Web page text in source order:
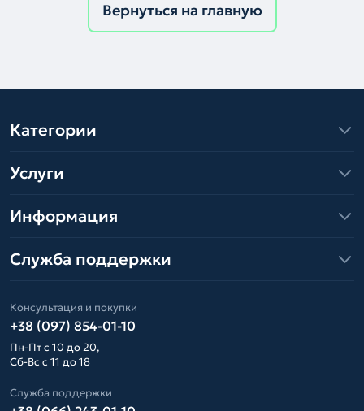
Вернуться на главную
Категории
Услуги
Информация
Служба поддержки
Консультация и покупки
+38 (097) 854-01-10
Пн-Пт с 10 до 20,
Сб-Вс с 11 до 18
Служба поддержки